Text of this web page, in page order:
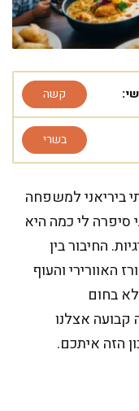
קשה
בשרי
ביריאני למשפחה
סיפרה לי כמה היא
החיבור בין
האוורירי והעוף
בחום
קבועה אצלנו
הזה איתכם.